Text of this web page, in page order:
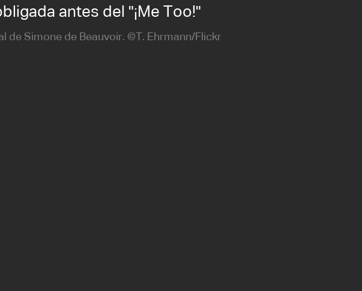
antes del "¡Me Too!"
de Simone de Beauvoir. ©T. Ehrmann/Flickr